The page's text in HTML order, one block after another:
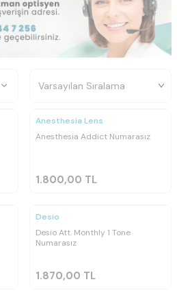
Ücretsiz
Anesthesia Lens
Anesthesia Addict Numarasız
1.800,00 TL
Ücretsiz
Desio
Desio Att. Monthly 1 Tone
Numarasız
1.870,00 TL
Ücretsiz